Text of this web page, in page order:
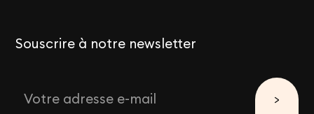
Souscrire à notre newsletter